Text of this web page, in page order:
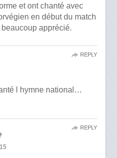
et ont chanté avec
en début du match
apprécié.
l hymne national…
REPLY
REPLY